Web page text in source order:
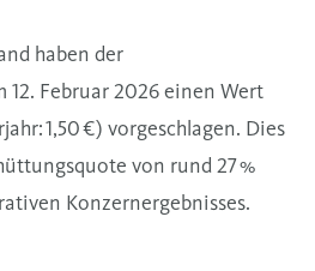
haben der
12. Februar 2026 einen Wert
1,50 €) vorgeschlagen. Dies
von rund 27 %
Konzernergebnisses.